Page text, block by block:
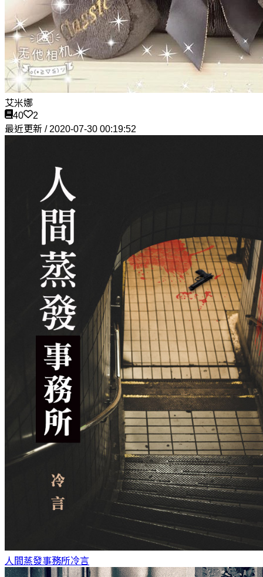
艾米娜
40
2
最近更新 / 2020-07-30 00:19:52
人間蒸發事務所冷言